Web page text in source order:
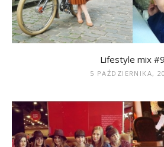
Lifestyle mix #9
5 PAŹDZIERNIKA,